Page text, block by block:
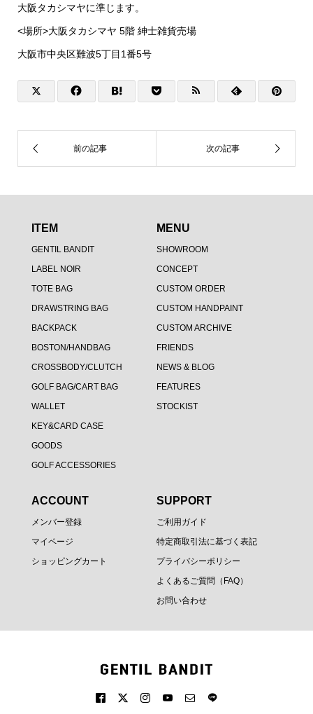
大阪タカシマヤに準じます。
<場所>大阪タカシマヤ 5階 紳士雑貨売場
大阪市中央区難波5丁目1番5号
ITEM
GENTIL BANDIT
LABEL NOIR
TOTE BAG
DRAWSTRING BAG
BACKPACK
BOSTON/HANDBAG
CROSSBODY/CLUTCH
GOLF BAG/CART BAG
WALLET
KEY&CARD CASE
GOODS
GOLF ACCESSORIES
MENU
SHOWROOM
CONCEPT
CUSTOM ORDER
CUSTOM HANDPAINT
CUSTOM ARCHIVE
FRIENDS
NEWS & BLOG
FEATURES
STOCKIST
ACCOUNT
メンバー登録
マイページ
ショッピングカート
SUPPORT
ご利用ガイド
特定商取引法に基づく表記
プライバシーポリシー
よくあるご質問（FAQ）
お問い合わせ